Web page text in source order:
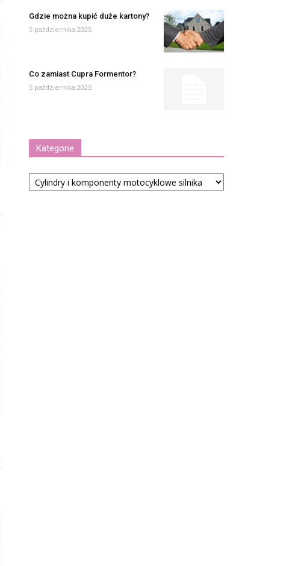
Gdzie można kupić duże kartony?
5 października 2025
Co zamiast Cupra Formentor?
5 października 2025
Kategorie
Kategorie